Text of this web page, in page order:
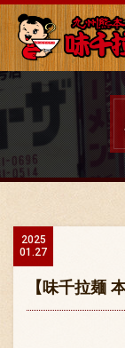
全国
展開
2025
01.27
【味千拉麺